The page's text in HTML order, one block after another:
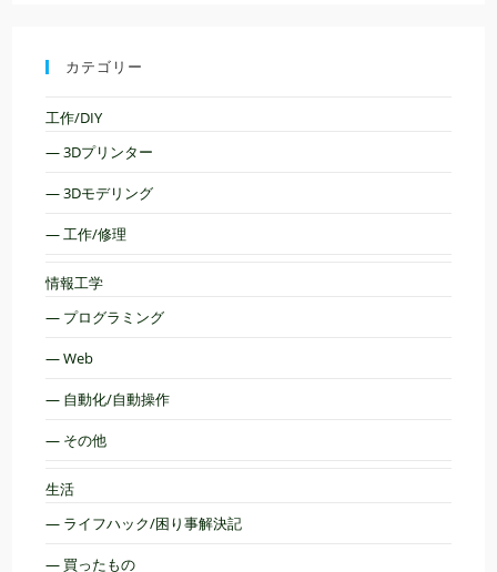
カテゴリー
工作/DIY
— 3Dプリンター
— 3Dモデリング
— 工作/修理
情報工学
— プログラミング
— Web
— 自動化/自動操作
— その他
生活
— ライフハック/困り事解決記
— 買ったもの